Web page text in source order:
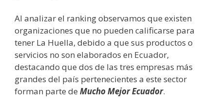
Al analizar el ranking observamos que existen
organizaciones que no pueden calificarse para
tener La Huella, debido a que sus productos o
servicios no son elaborados en Ecuador,
destacando que dos de las tres empresas más
grandes del país pertenecientes a este sector
forman parte de Mucho Mejor Ecuador.